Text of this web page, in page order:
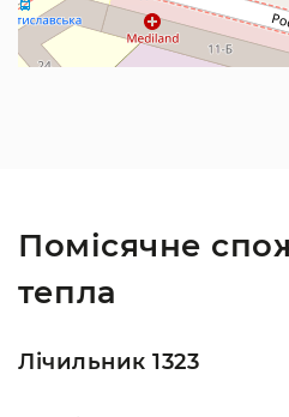
Помісячне
тепла
Лічильник 1323